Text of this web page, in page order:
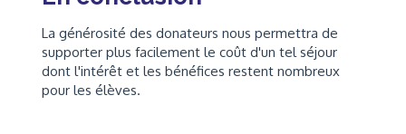
La générosité des donateurs nous permettra de
supporter plus facilement le coût d'un tel séjour
dont l'intérêt et les bénéfices restent nombreux
pour les élèves.